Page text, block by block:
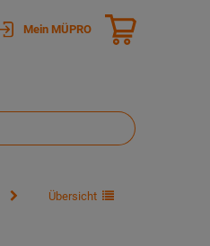
Mein MÜPRO
Übersicht